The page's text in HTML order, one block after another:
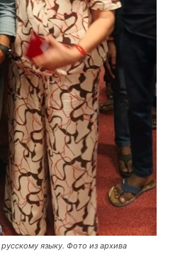
языку. Фото из архива